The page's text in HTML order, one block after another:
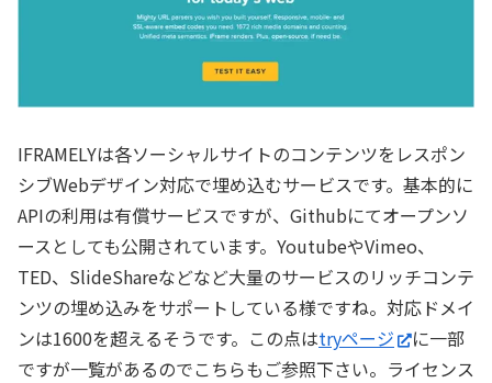
IFRAMELYは各ソーシャルサイトのコンテンツをレスポン
シブWebデザイン対応で埋め込むサービスです。基本的に
APIの利用は有償サービスですが、Githubにてオープンソ
ースとしても公開されています。YoutubeやVimeo、
TED、SlideShareなどなど大量のサービスのリッチコンテ
ンツの埋め込みをサポートしている様ですね。対応ドメイ
ンは1600を超えるそうです。この点はtryページ
に一部
ですが一覧があるのでこちらもご参照下さい。ライセンス